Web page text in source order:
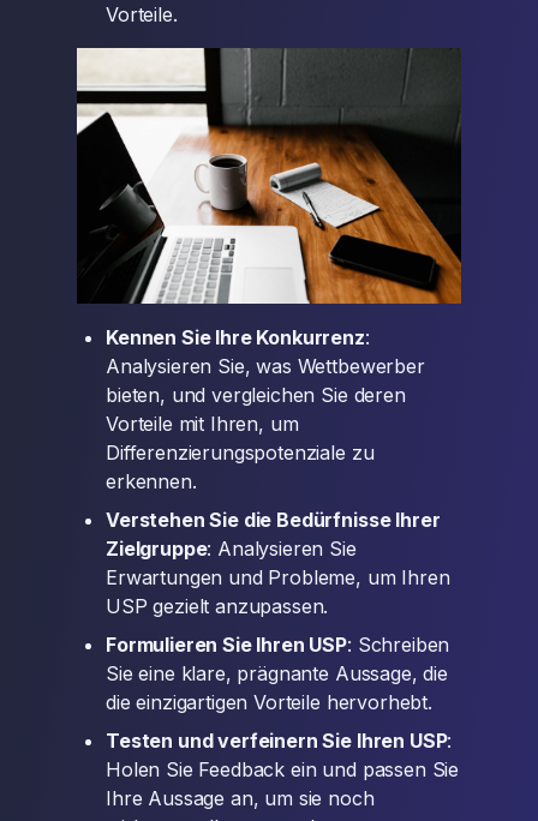
Vorteile.
Kennen Sie Ihre Konkurrenz:
Analysieren Sie, was Wettbewerber
bieten, und vergleichen Sie deren
Vorteile mit Ihren, um
Differenzierungspotenziale zu
erkennen.
Verstehen Sie die Bedürfnisse Ihrer
Zielgruppe: Analysieren Sie
Erwartungen und Probleme, um Ihren
USP gezielt anzupassen.
Formulieren Sie Ihren USP: Schreiben
Sie eine klare, prägnante Aussage, die
die einzigartigen Vorteile hervorhebt.
Testen und verfeinern Sie Ihren USP:
Holen Sie Feedback ein und passen Sie
Ihre Aussage an, um sie noch